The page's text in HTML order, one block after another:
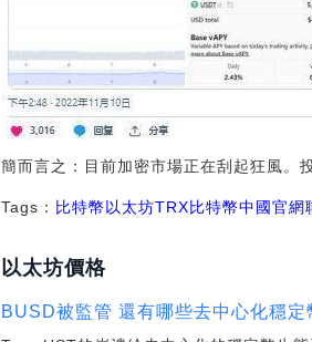
簡而言之：目前加密市場正在刮起狂風
Tags： 比特幣 以太坊TRX比特幣中國官網
以太坊價格
BUSD被監管 還有哪些去中心化穩定